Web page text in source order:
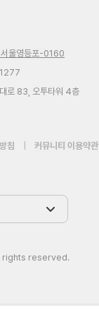
울영등포-0160
로 83, 오투타워 4층
침 커뮤니티 이용약관
rights reserved.